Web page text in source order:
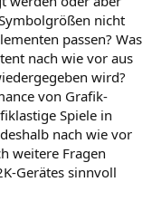
nicht
passen? Was
nach wie vor aus
wird?
von Grafik-
Spiele in
nach wie vor
weitere Fragen
Gerätes sinnvoll